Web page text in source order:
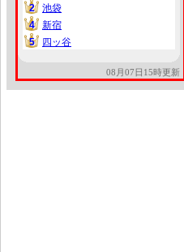
2
2
池袋
4
4
新宿
5
5 四ッ谷
08月07日15時更新